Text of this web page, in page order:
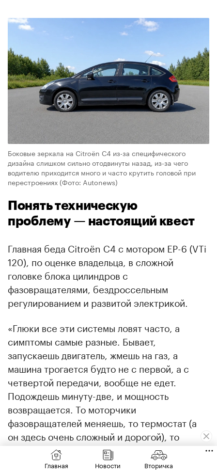
Боковые зеркала на Citroёn С4 из-за специфического
дизайна слишком сильно отодвинуты назад, из-за чего
водителю приходится много и часто крутить головой при
перестроениях(Фото: Autonews)
Понять техническую
проблему — настоящий квест
Главная беда Citroёn С4 с мотором EP-6 (VTi
120), по оценке владельца, в сложной
головке блока цилиндров с
фазовращателями, бездроссельным
регулированием и развитой электрикой.
«Глюки все эти системы ловят часто, а
симптомы самые разные. Бывает,
запускаешь двигатель, жмешь на газ, а
машина трогается будто не с первой, а с
четвертой передачи, вообще не едет.
Подождешь минуту-две, и мощность
возвращается. То моторчики
фазовращателей меняешь, то термостат (а
он здесь очень сложный и дорогой), то
катушки местами перекидываешь. Недавно
было, что они стали поочередно выходить из
Главная Новости Вторичка